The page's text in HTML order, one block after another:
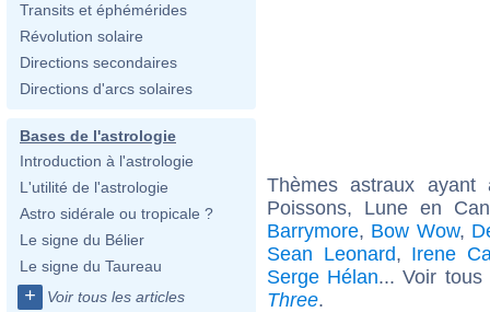
Transits et éphémérides
Révolution solaire
Directions secondaires
Directions d'arcs solaires
Bases de l'astrologie
Introduction à l'astrologie
L'utilité de l'astrologie
Astro sidérale ou tropicale ?
Le signe du Bélier
Le signe du Taureau
+ Voir tous les articles
Thèmes astraux
Poissons, Lune en
Barrymore, Bow Wow,
Sean Leonard, Irene
Serge Hélan... Voir
Three.